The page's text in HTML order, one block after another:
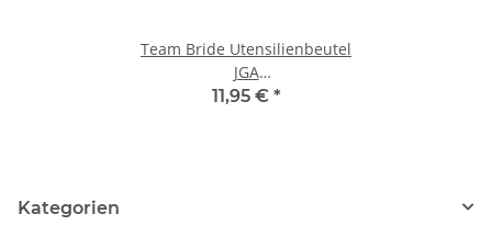
Team Bride Utensilienbeutel
JGA
Junggesellinnenabschied
11,95 € *
Kategorien